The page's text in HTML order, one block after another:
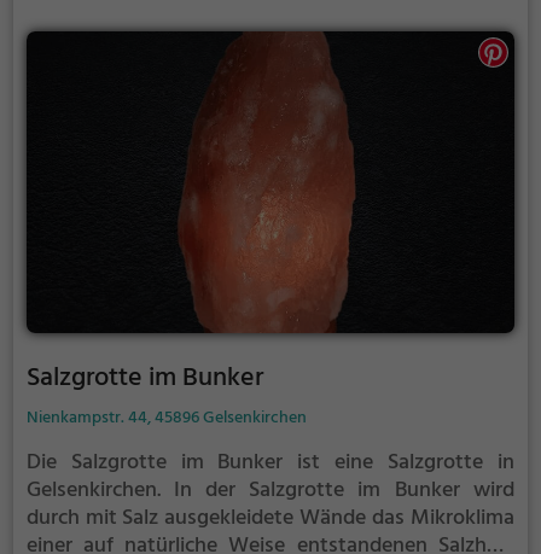
Kältegefühl in den Füßen und Beinen spürst, solltest
du das Kneipp-Becken verlassen und die Füße und
Beine wieder erwärmen. Dieser Vorgang wird
regelmäßig wiederholt.
Salzgrotte im Bunker
Nienkampstr. 44, 45896 Gelsenkirchen
Die Salzgrotte im Bunker ist eine Salzgrotte in
Gelsenkirchen. In der Salzgrotte im Bunker wird
durch mit Salz ausgekleidete Wände das Mikroklima
einer auf natürliche Weise entstandenen Salzhöle